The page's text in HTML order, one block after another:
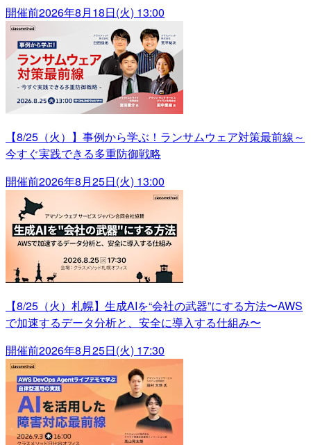
開催前2026年8月18日(火) 13:00
【8/25（火）】事例から学ぶ！ランサムウェア対策最前線～
今すぐ実践できる多重防御戦略
開催前2026年8月25日(火) 13:00
【8/25（火）札幌】生成AIを“会社の武器”にする方法〜AWS
で加速するデータ分析と、安全に導入する仕組み〜
開催前2026年8月25日(火) 17:30